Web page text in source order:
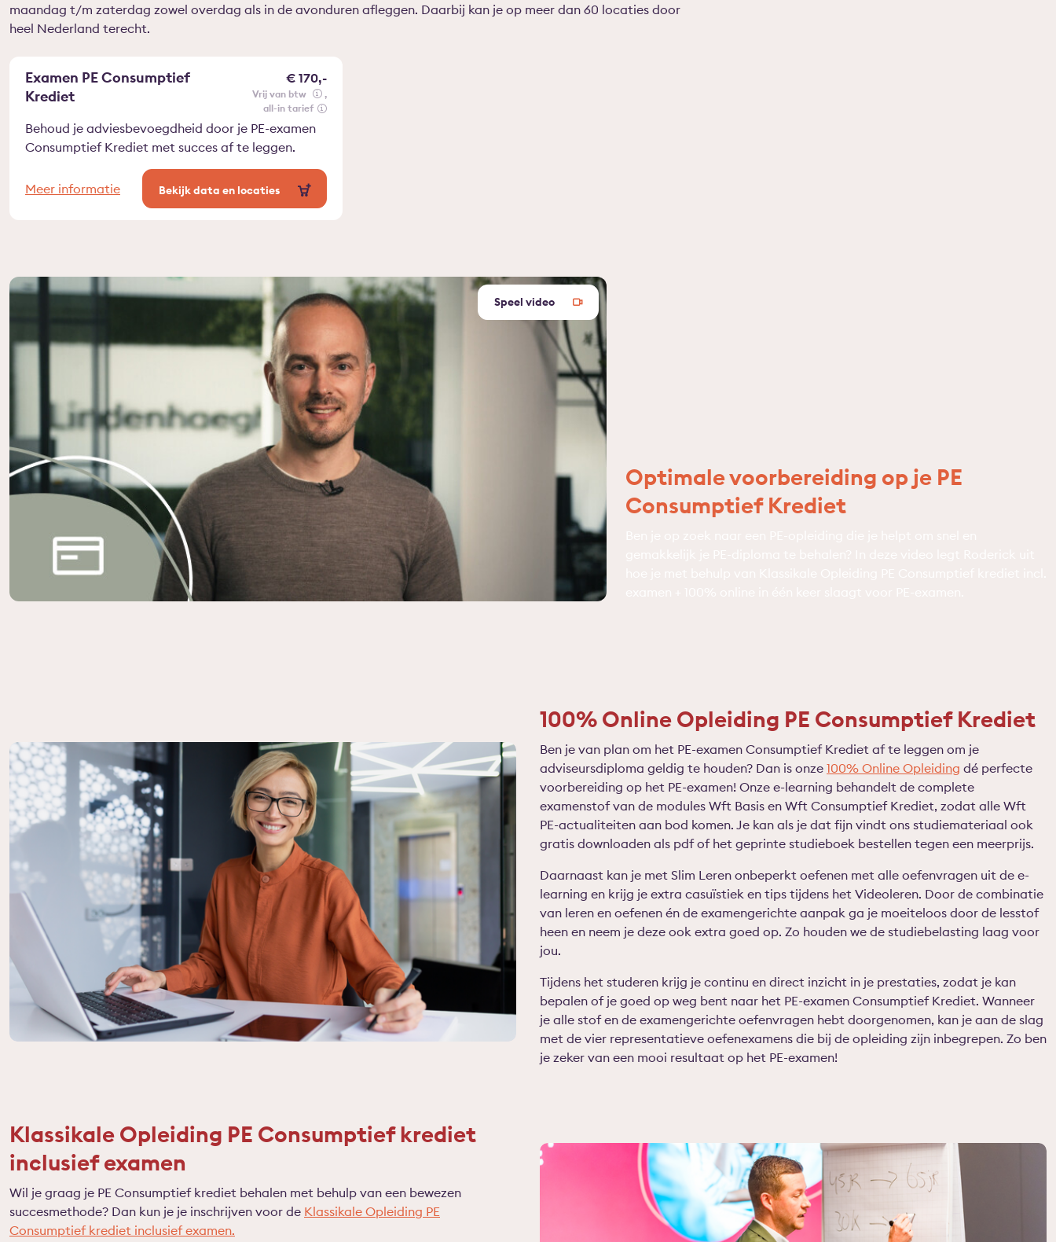
maandag t/m zaterdag zowel overdag als in de avonduren afleggen. Daarbij kan je op meer dan 60 locaties door
heel Nederland terecht.
Examen PE Consumptief
Krediet
€ 170,-
vrij van btw
all-in tarief
Behoud je adviesbevoegdheid door je PE-examen
Consumptief Krediet met succes af te leggen.
Meer informatie Bekijk data en locaties
Speel video
Optimale voorbereiding op je PE
Consumptief Krediet
100% Online Opleiding PE Consumptief Krediet
Ben je van plan om het PE-examen Consumptief Krediet af te leggen om je
adviseursdiploma geldig te houden? Dan is onze 100% Online Opleiding dé perfecte
voorbereiding op het PE-examen! Onze e-learning behandelt de complete
examenstof van de modules Wft Basis en Wft Consumptief Krediet, zodat alle Wft
PE-actualiteiten aan bod komen. Je kan als je dat fijn vindt ons studiemateriaal ook
gratis downloaden als pdf of het geprinte studieboek bestellen tegen een meerprijs.
Daarnaast kan je met Slim Leren onbeperkt oefenen met alle oefenvragen uit de e-
learning en krijg je extra casuïstiek en tips tijdens het Videoleren. Door de combinatie
van leren en oefenen én de examengerichte aanpak ga je moeiteloos door de lesstof
heen en neem je deze ook extra goed op. Zo houden we de studiebelasting laag voor
jou.
Tijdens het studeren krijg je continu en direct inzicht in je prestaties, zodat je kan
bepalen of je goed op weg bent naar het PE-examen Consumptief Krediet. Wanneer
je alle stof en de examengerichte oefenvragen hebt doorgenomen, kan je aan de slag
met de vier representatieve oefenexamens die bij de opleiding zijn inbegrepen. Zo ben
je zeker van een mooi resultaat op het PE-examen!
Klassikale Opleiding PE Consumptief krediet
inclusief examen
Wil je graag je PE Consumptief krediet behalen met behulp van een bewezen
succesmethode? Dan kun je je inschrijven voor de Klassikale Opleiding PE
Consumptief krediet inclusief examen.